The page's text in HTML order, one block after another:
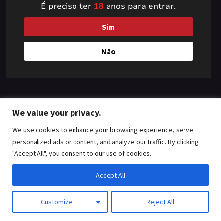
We value your privacy.
We use cookies to enhance your browsing experience, serve
personalized ads or content, and analyze our traffic. By clicking
"Accept All", you consent to our use of cookies.
Customize Reject All
Accept All
something amazing
— check back soon!
É preciso ter 18 anos para entrar.
Sim
Não